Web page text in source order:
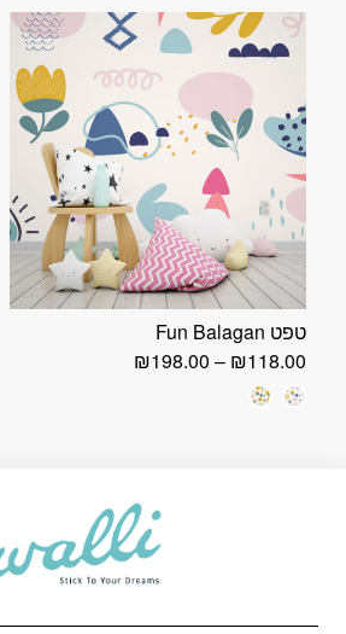
טפט Fun Balagan
₪118.00
–
₪198.00